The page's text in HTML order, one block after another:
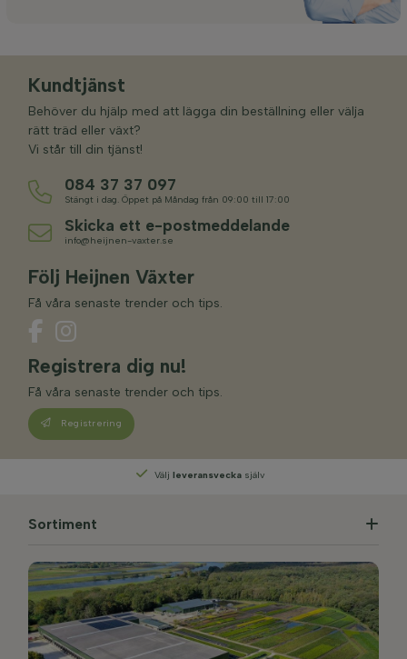
Kundtjänst
Behöver du hjälp med att lägga din beställning eller välja
rätt träd eller växt?
Vi står till din tjänst!
084 37 37 097
Stängt i dag. Öppet på Måndag från 09:00 till 17:00
Skicka ett e-postmeddelande
info@heijnen-vaxter.se
Följ Heijnen Växter
Få våra senaste trender och tips.
Registrera dig nu!
Få våra senaste trender och tips.
Registrering
Välj leveransvecka själv
Sortiment